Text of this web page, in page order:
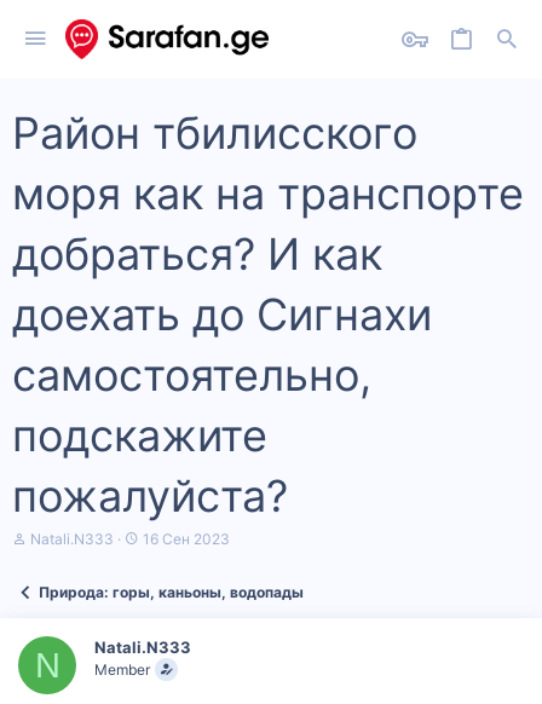
Район тбилисского
моря как на транспорте
добраться? И как
доехать до Сигнахи
самостоятельно,
подскажите
пожалуйста?
А
т
м
ы
Natali.N333
Д
а
ч
а
16 Сен 2023
Природа: горы, каньоны, водопады
N Natali.N333
Member